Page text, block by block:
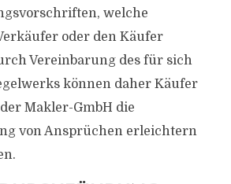
welche
oder den Käufer
Vereinbarung des für sich
können daher Käufer
Makler-GmbH die
von Ansprüchen erleichtern